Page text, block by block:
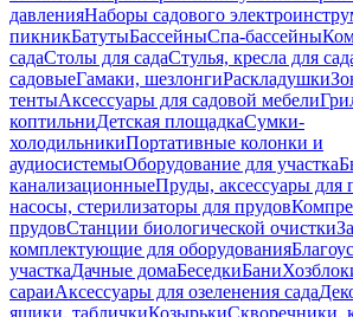
давленияНаборы садового
пикникБатутыБассейныСпа-бассейны
садаСтолы для садаСтулья, кресла для
садовыеГамаки, шезлонгиРаскладушки
тентыАксессуары для садовой мебели
коптильниДетская площадкаСумки-
холодильникиПортативные колонки и
аудиосистемыОборудование для участка
канализационныеПруды, аксессуары для
насосы, стерилизаторы для прудов
прудовСтанции биологической очистки
комплектующие для оборудования
участкаДачные домаБеседкиБани
сараиАксессуары для озеленения сада
ящики, табличкиКозырькиСкворечники,